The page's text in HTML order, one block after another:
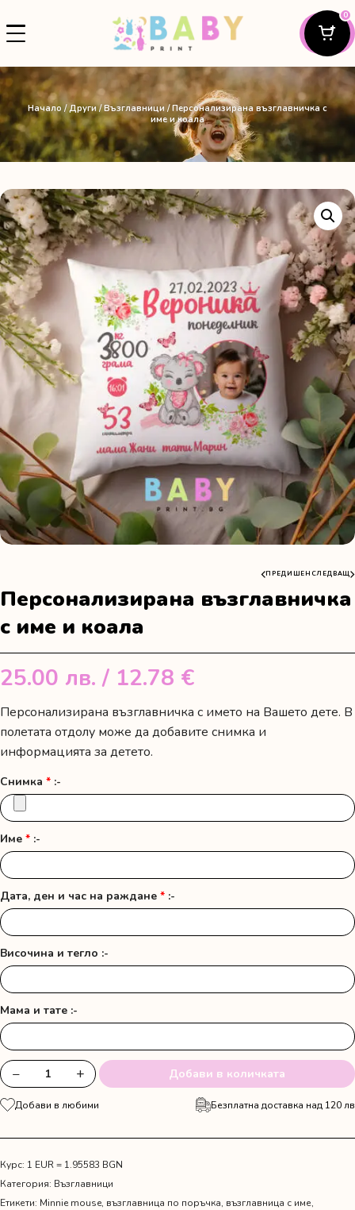
0
Начало /Други/Възглавници / Персонализирана възглавничка с
име и коала
ПРЕДИШЕН СЛЕДВАЩ
Персонализирана възглавничка
с име и коала
25.00 лв. / 12.78 €
Персонализирана възглавничка с името на Вашето дете. В
полетата отдолу може да добавите снимка и
информацията за детето.
Снимка * :-
Име * :-
Дата, ден и час на раждане * :-
Височина и тегло :-
Мама и тате :-
количество
за
Персонализирана
име
и
коала
− + Добави в количката
Добави в любими Безплатна доставка над 120 лв
Курс: 1 EUR = 1.95583 BGN
Категория: Възглавници
Етикети: Minnie mouse, възглавница по поръчка, възглавница с име,